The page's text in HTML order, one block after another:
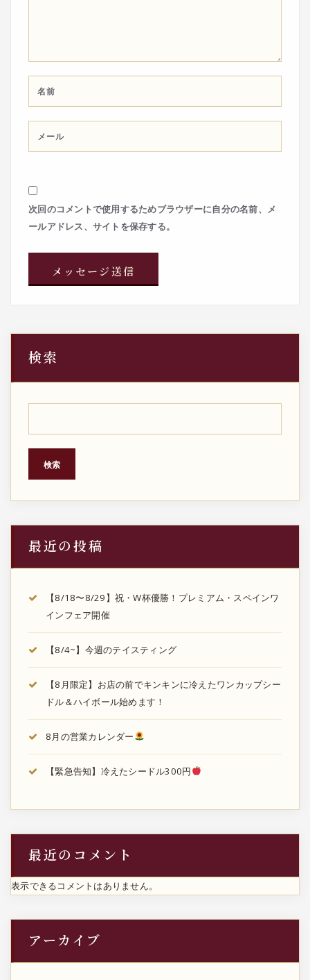
次回のコメントで使用するためブラウザーに自分の名前、メ
ールアドレス、サイトを保存する。
検索
検索
最近の投稿
【8/18〜8/29】祝・W杯優勝！プレミアム・スペインワ
インフェア開催
【8/4~】今週のテイスティング
【8月限定】お店の前でキンキンに冷えたワンカップシー
ドル＆ハイボール始めます！
8月の営業カレンダー
【緊急告知】冷えたシードル300円
最近のコメント
表示できるコメントはありません。
アーカイブ